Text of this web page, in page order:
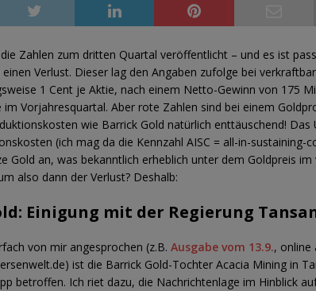
Zahlen zum dritten Quartal veröffentlicht – und es ist
Verlust. Dieser lag den Angaben zufolge bei
1 Cent je Aktie, nach einem Netto-Gewinn von 175
im Vorjahresquartal. Aber rote Zahlen sind bei einem
wie Barrick Gold natürlich enttäuschend! Das
(ich mag da die Kennzahl AISC = all-in-sustaining-
Gold an, was bekanntlich erheblich unter dem Goldpreis im
also dann der Verlust? Deshalb:
Einigung mit der Regierung
von mir angesprochen (z.B.Ausgabe vom 13.9., online
ist die Barrick Gold-Tochter Acacia Mining in
betroffen. Ich riet dazu, die Nachrichtenlage im Hinblick